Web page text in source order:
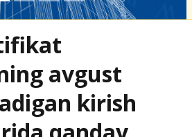
avgust
kirish